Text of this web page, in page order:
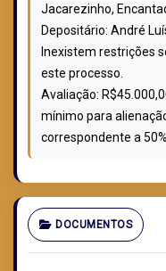
Jacarezinho,
Depositário: André
Inexistem restrições
este processo.
Avaliação:
mínimo para
correspondente a
DOCUMENTOS